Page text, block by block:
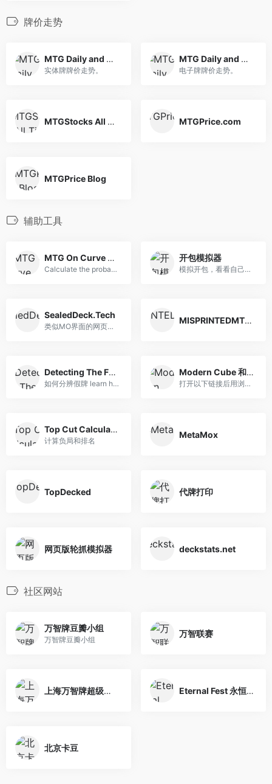
牌价走势
MTG Daily and Weekly Movers and Shakers
实体牌牌价走势。
MTG Daily and Weekly Movers and Shakers
电子牌牌价走势。
MTGStocks All Time High / Low MTGPrice.com
MTGPrice Blog
辅助工具
MTG On Curve Calculator
Calculate the probability to play cards on curve in your Magic: The Gathering decks
开包模拟器
模拟开包，看看自己的手气
SealedDeck.Tech
类似MO界面的网页组牌工具，还能分析 win rate
MISPRINTEDMTG.COM
Detecting The Fakes
如何分辨假牌 learn how to ...
Modern Cube 和 Legacy Cube
打开以下链接后用浏览器的保存功能即可获得大图版，方便打印，一个列表大概60MB的样子，网速慢的话可以借助第三方的打包工具。
Top Cut Calculator
计算负局和排名
MetaMox
TopDecked 代牌打印
网页版轮抓模拟器 deckstats.net
社区网站
万智牌豆瓣小组
万智牌豆瓣小组
万智联赛
上海万智牌超级联赛 Eternal Fest 永恒庆典
北京卡豆